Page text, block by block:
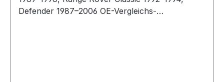
Defender 1987–2006 OE-Vergleichs-